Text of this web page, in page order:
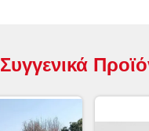
Συγγενικά